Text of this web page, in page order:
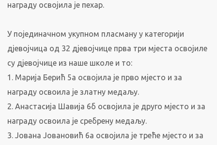
награду освојила је пехар.
У појединачном укупном пласману у категорији
дјевојчица од 32 дјевојчице прва три мјеста освојиле
су дјевојчице из наше школе и то:
1. Марија Берић 5а освојила је прво мјесто и за
награду освоила је златну медаљу.
2. Анастасија Шавија 6б освојила је друго мјесто и за
награду освоила је сребрену медаљу.
3. Јована Јовановић 6а освојила је треће мјесто и за